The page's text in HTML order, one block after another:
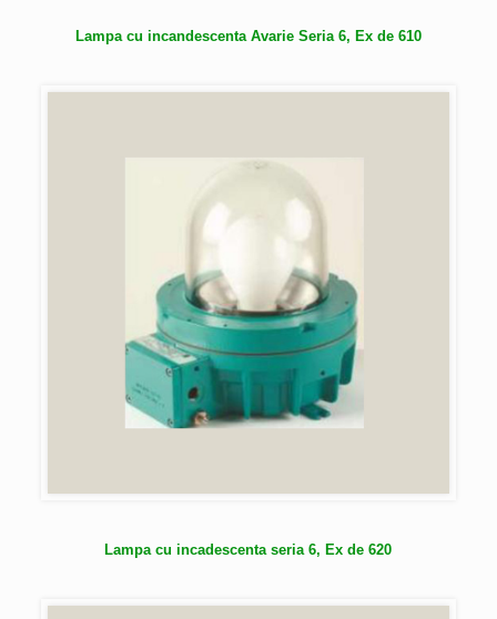
Lampa cu incandescenta Avarie Seria 6, Ex de 610
Lampa cu incadescenta seria 6, Ex de 620